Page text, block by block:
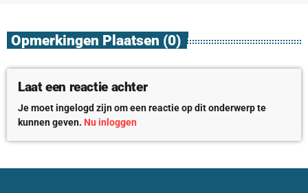
Opmerkingen Plaatsen (0)
Laat een reactie achter
Je moet ingelogd zijn om een reactie op dit onderwerp te
kunnen geven. Nu inloggen